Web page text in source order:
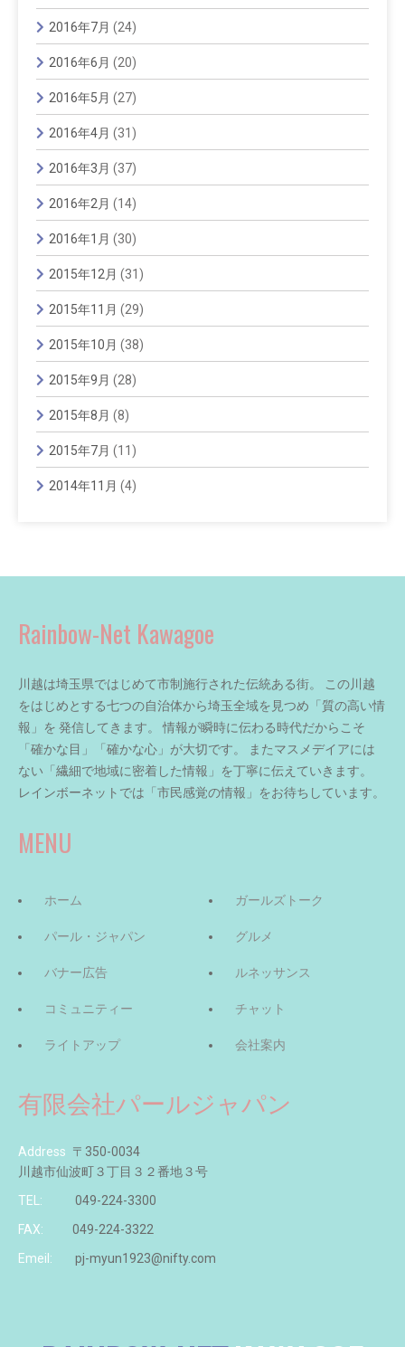
2016年7月 (24)
2016年6月 (20)
2016年5月 (27)
2016年4月 (31)
2016年3月 (37)
2016年2月 (14)
2016年1月 (30)
2015年12月 (31)
2015年11月 (29)
2015年10月 (38)
2015年9月 (28)
2015年8月 (8)
2015年7月 (11)
2014年11月 (4)
Rainbow-Net Kawagoe
川越は埼玉県ではじめて市制施行された伝統ある街。 この川越
をはじめとする七つの自治体から埼玉全域を見つめ「質の高い情
報」を 発信してきます。 情報が瞬時に伝わる時代だからこそ
「確かな目」「確かな心」が大切です。 またマスメデイアには
ない「繊細で地域に密着した情報」を丁寧に伝えていきます。
レインボーネットでは「市民感覚の情報」をお待ちしています。
MENU
ホーム
パール・ジャパン
バナー広告
コミュニティー
ライトアップ
ガールズトーク
グルメ
ルネッサンス
チャット
会社案内
有限会社パールジャパン
Address 〒350-0034
川越市仙波町３丁目３２番地３号
TEL:
049-224-3300
FAX:
049-224-3322
Emeil:
pj-myun1923@nifty.com